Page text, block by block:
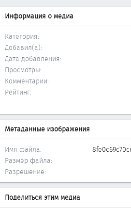
Информация о медиа
Категория
Добавил(а)
Дата добавления
Просмотры
Комментарии
Рейтинг
Метаданные изображения
Имя файла
Размер файла
Разрешение
Поделиться этим медиа